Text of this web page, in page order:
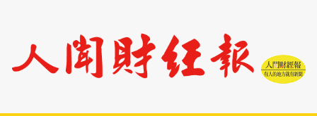
content